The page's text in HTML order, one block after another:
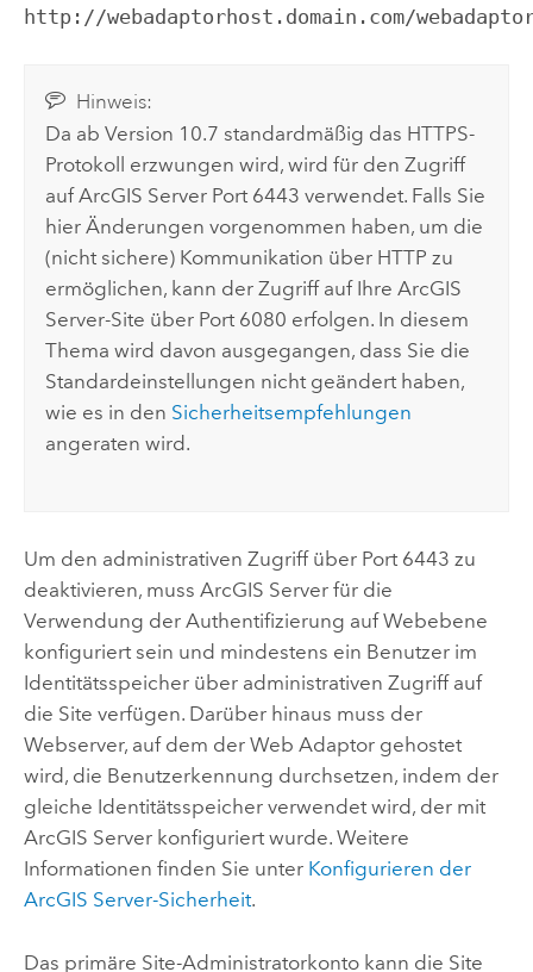
http://webadaptorhost.domain.com/
Hinweis:
Da ab Version 10.7 standardmäßig das HTTPS-
Protokoll erzwungen wird, wird für den Zugriff
aufArcGIS Server Port 6443 verwendet. Falls Sie
hier Änderungen vorgenommen haben, um die
(nicht sichere) Kommunikation über HTTP zu
ermöglichen, kann der Zugriff auf IhreArcGIS
Server-Site über Port 6080 erfolgen. In diesem
Thema wird davon ausgegangen, dass Sie die
Standardeinstellungen nicht geändert haben,
wie es in den Sicherheitsempfehlungen
angeraten wird.
Um den administrativen Zugriff über Port 6443 zu
deaktivieren, muss ArcGIS Serverfür die
Verwendung der Authentifizierung auf Webebene
konfiguriert sein und mindestens ein Benutzer im
Identitätsspeicher über administrativen Zugriff auf
die Site verfügen. Darüber hinaus muss der
Webserver, auf dem der Web Adaptor gehostet
wird, die Benutzerkennung durchsetzen, indem der
gleiche Identitätsspeicher verwendet wird, der mit
ArcGIS Serverkonfiguriert wurde. Weitere
Informationen finden Sie unter Konfigurieren der
ArcGIS Server-Sicherheit.
Das primäre Site-Administratorkonto kann die Site